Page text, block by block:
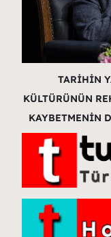
TARİHİN
KÜLTÜRÜNÜN
KAYBETMENİN